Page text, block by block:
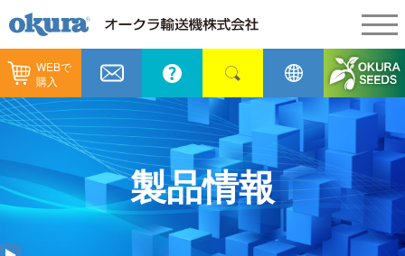
WEBで
購入
製品情報
製品情報
コンベヤ機器
コンベヤ機器を探す
納入事例
納入事例
全業種
メンテナンス
カタログ／CAD
製品情報